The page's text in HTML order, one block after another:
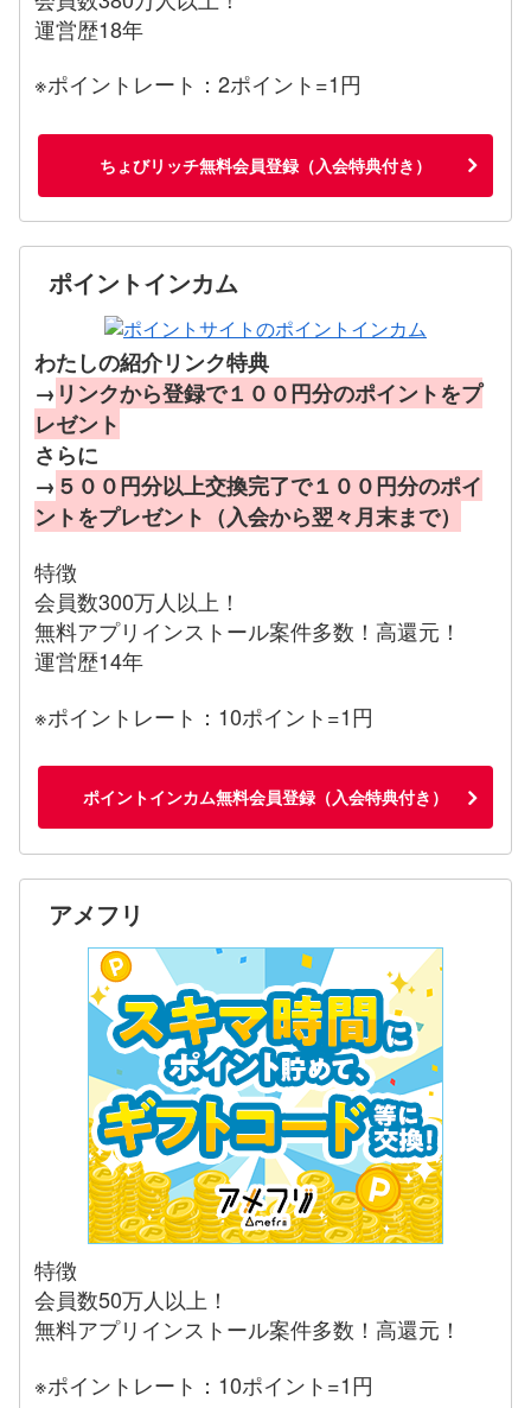
運営歴18年
※ポイントレート：2ポイント=1円
ちょびリッチ無料会員登録（入会特典付き）
ポイントインカム
わたしの紹介リンク特典
→ リンクから登録で１００円分のポイントをプ
レゼント
さらに
→ ５００円分以上交換完了で１００円分のポイ
ントをプレゼント（入会から翌々月末まで）
特徴
会員数300万人以上！
無料アプリインストール案件多数！高還元！
運営歴14年
※ポイントレート：10ポイント=1円
ポイントインカム無料会員登録（入会特典付き）
アメフリ
特徴
会員数50万人以上！
無料アプリインストール案件多数！高還元！
※ポイントレート：10ポイント=1円